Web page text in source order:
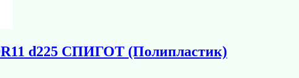
d225 СПИГОТ (Полипластик)